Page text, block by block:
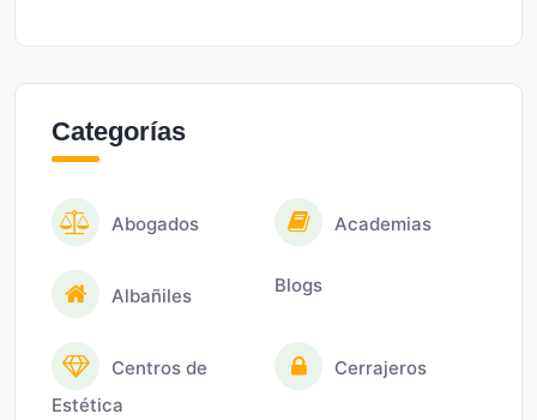
Categorías
Abogados Academias
Albañiles Blogs
Centros de
Estética
Cerrajeros